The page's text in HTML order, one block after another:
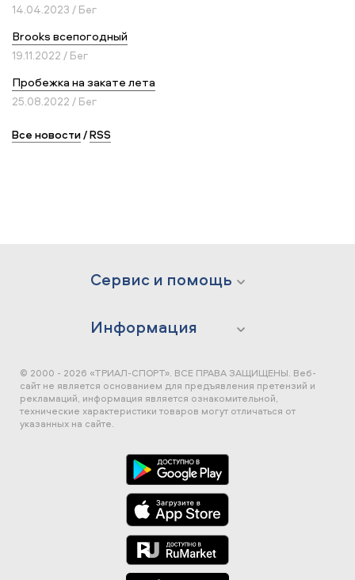
14.04.2023 / Бег
Brooks всепогодный
19.11.2022 / Бег
Пробежка на закате лета
25.08.2022 / Бег
Все новости/RSS
Сервис и помощь
Информация
© 2000 - 2026 «ТРИАЛ-СПОРТ». ВСЕ ПРАВА ЗАЩИЩЕНЫ. Веб-
сайт не является основанием для предъявления претензий и
рекламаций, информация является ознакомительной,
технические характеристики товаров могут отличаться от
указанных на сайте.